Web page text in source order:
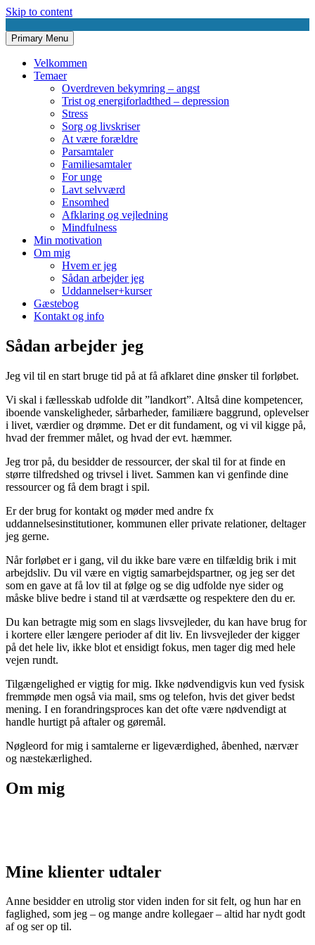
Skip to content
AnneMøllerMadsenSamtaler.dk
Udviklende samtaler
Primary Menu
Velkommen
Temaer
Overdreven bekymring – angst
Trist og energiforladthed – depression
Stress
Sorg og livskriser
At være forældre
Parsamtaler
Familiesamtaler
For unge
Lavt selvværd
Ensomhed
Afklaring og vejledning
Mindfulness
Min motivation
Om mig
Hvem er jeg
Sådan arbejder jeg
Uddannelser+kurser
Gæstebog
Kontakt og info
Sådan arbejder jeg
Jeg vil til en start bruge tid på at få afklaret dine ønsker til forløbet.
Vi skal i fællesskab udfolde dit ”landkort”. Altså dine kompetencer,
iboende vanskeligheder, sårbarheder, familiære baggrund, oplevelser
i livet, værdier og drømme. Det er dit fundament, og vi vil kigge på,
hvad der fremmer målet, og hvad der evt. hæmmer.
Jeg tror på, du besidder de ressourcer, der skal til for at finde en
større tilfredshed og trivsel i livet. Sammen kan vi genfinde dine
ressourcer og få dem bragt i spil.
Er der brug for kontakt og møder med andre fx
uddannelsesinstitutioner, kommunen eller private relationer, deltager
jeg gerne.
Når forløbet er i gang, vil du ikke bare være en tilfældig brik i mit
arbejdsliv. Du vil være en vigtig samarbejdspartner, og jeg ser det
som en gave at få lov til at følge og se dig udfolde nye sider og
måske blive bedre i stand til at værdsætte og respektere den du er.
Du kan betragte mig som en slags livsvejleder, du kan have brug for
i kortere eller længere perioder af dit liv. En livsvejleder der kigger
på det hele liv, ikke blot et ensidigt fokus, men tager dig med hele
vejen rundt.
Tilgængelighed er vigtig for mig. Ikke nødvendigvis kun ved fysisk
fremmøde men også via mail, sms og telefon, hvis det giver bedst
mening. I en forandringsproces kan det ofte være nødvendigt at
handle hurtigt på aftaler og gøremål.
Nøgleord for mig i samtalerne er ligeværdighed, åbenhed, nærvær
og næstekærlighed.
Om mig
Mine klienter udtaler
Anne besidder en utrolig stor viden inden for sit felt, og hun har en
faglighed, som jeg – og mange andre kollegaer – altid har nydt godt
af og ser op til.